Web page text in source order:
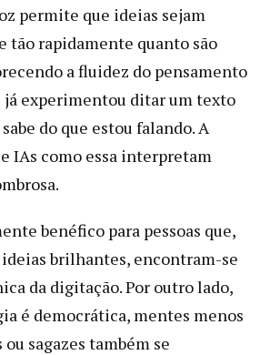
permite que ideias sejam
tão rapidamente quanto são
a fluidez do pensamento
já experimentou ditar um texto
do que estou falando. A
IAs como essa interpretam
benéfico para pessoas que,
brilhantes, encontram-se
da digitação. Por outro lado,
é democrática, mentes menos
sagazes também se